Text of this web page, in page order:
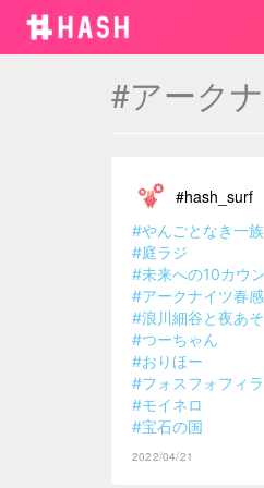
#アーク
#hash_surf
#やんごとなき一族
#庭ラジ
#未来への10カウ
#アークナイツ春
#浪川細谷と夜あ
#つーちゃん
#おりほー
#フォスフォフィ
#モイネロ
#宝石の国
2022/04/21